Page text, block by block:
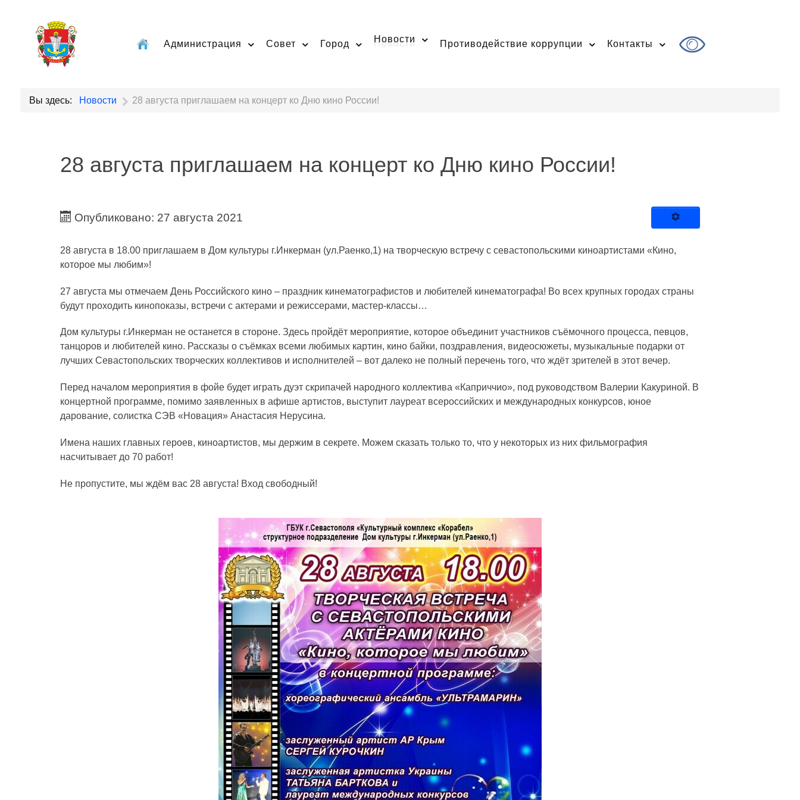
Администрация Совет Город Новости Противодействие коррупции Контакты
Вы здесь: Новости 28 августа приглашаем на концерт ко Дню кино России!
28 августа приглашаем на концерт ко Дню кино России!
Опубликовано: 27 августа 2021
28 августа в 18.00 приглашаем в Дом культуры г.Инкерман (ул.Раенко,1) на творческую встречу с севастопольскими киноартистами «Кино,
которое мы любим»!
27 августа мы отмечаем День Российского кино – праздник кинематографистов и любителей кинематографа! Во всех крупных городах страны
будут проходить кинопоказы, встречи с актерами и режиссерами, мастер-классы…
Дом культуры г.Инкерман не останется в стороне. Здесь пройдёт мероприятие, которое объединит участников съёмочного процесса, певцов,
танцоров и любителей кино. Рассказы о съёмках всеми любимых картин, кино байки, поздравления, видеосюжеты, музыкальные подарки от
лучших Севастопольских творческих коллективов и исполнителей – вот далеко не полный перечень того, что ждёт зрителей в этот вечер.
Перед началом мероприятия в фойе будет играть дуэт скрипачей народного коллектива «Каприччиo», под руководством Валерии Какуриной. В
концертной программе, помимо заявленных в афише артистов, выступит лауреат всероссийских и международных конкурсов, юное
дарование, солистка СЭВ «Новация» Анастасия Нерусина.
Имена наших главных героев, киноартистов, мы держим в секрете. Можем сказать только то, что у некоторых из них фильмография
насчитывает до 70 работ!
Не пропустите, мы ждём вас 28 августа! Вход свободный!